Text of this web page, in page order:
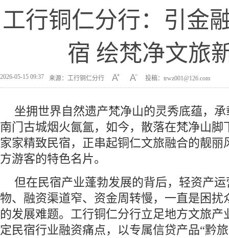
工行铜仁分行：引金
宿 绘梵净文旅
2026-05-15 09:37 来源：工行铜仁分行 投稿：trwz001@126.com
坐拥世界自然遗产梵净山的灵秀底蕴，
南门古城烟火氤氲，如今，散落在梵净山脚
家家精致民宿，正串起铜仁文旅融合的靓丽
方游客的特色名片。
但在民宿产业蓬勃发展的背后，轻资产
物、融资渠道窄、资金周转慢，一直是困扰
的发展难题。工行铜仁分行立足地方文旅产
定民宿行业融资痛点，以专属信贷产品“黔